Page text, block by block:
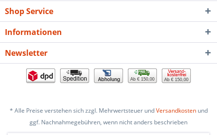
Shop Service
Informationen
Newsletter
Ab € 150,00 Ab € 150,00
* Alle Preise verstehen sich zzgl. Mehrwertsteuer undVersandkostenund
ggf. Nachnahmegebühren, wenn nicht anders beschrieben